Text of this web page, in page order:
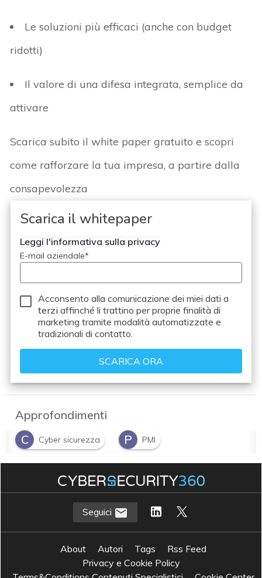
Le soluzioni più efficaci (anche con budget
ridotti)
Il valore di una difesa integrata, semplice da
attivare
Scarica subito il white paper gratuito e scopri
come rafforzare la tua impresa, a partire dalla
consapevolezza
Scarica il whitepaper
Leggi l'informativa sulla privacy
E-mail aziendale*
Acconsento alla comunicazione dei miei dati a
terzi affinché li trattino per proprie finalità di
marketing tramite modalità automatizzate e
tradizionali di contatto.
Approfondimenti
C
Cyber sicurezza P PMI
S Sicurezza informatica
Seguici
About Autori Tags
Rss Feed
Privacy e Cookie Policy